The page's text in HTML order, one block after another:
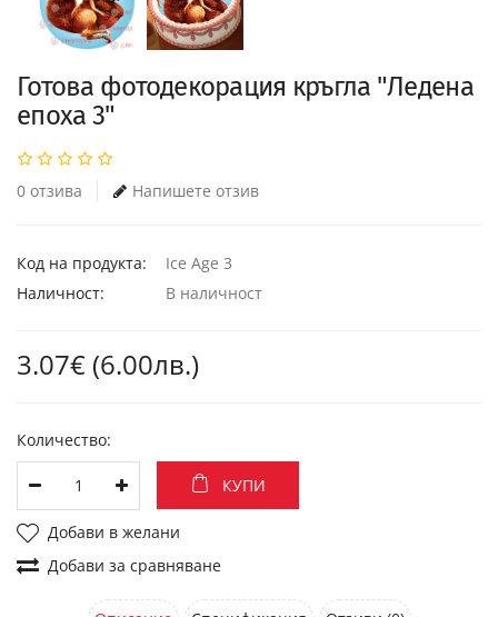
Готова фотодекорация кръгла "Ледена
епоха 3"
0 отзива Напишете отзив
Код на продукта:
Ice Age 3
Наличност:
В наличност
3.07€ (6.00лв.)
Количество:
КУПИ
Добави в желани
Добави за сравняване